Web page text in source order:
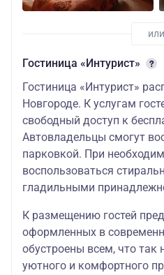
Гостиница «Интурист»
Гостиница «Интурист»
Новгороде. К услугам
свободный доступ к
Автовладельцы смогут
парковкой. При
воспользоваться
гладильными
К размещению гостей
оформленных в
обустроены всем, что так
уютного и комфортного